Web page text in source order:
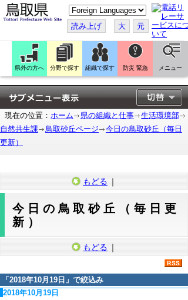
こ
の
ペ
ー
ジ
翻
訳
す
る
読み上げ 大 元
県外の方へ 分野で探す 組織で探す 防災 緊急 メニュー
現在の位置： ホーム 県の組織と仕事
生活環境部
自然共生課
鳥取砂丘ページ
今日の鳥取砂丘（毎日
更新）
もどる ｜
今日の鳥取砂丘（毎日更
新）
もどる ｜
「 2018年10月19日 」で絞込み
2018年10月19日